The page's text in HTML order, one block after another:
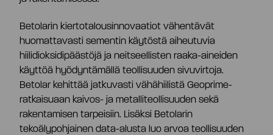
Betolarin kiertotalousinnovaatiot vähentävät
huomattavasti sementin käytöstä aiheutuvia
hiilidioksidipäästöjä ja neitseellisten raaka-aineiden
käyttöä hyödyntämällä teollisuuden sivuvirtoja.
Betolar kehittää jatkuvasti vähähiilistä Geoprime-
ratkaisuaan kaivos- ja metalliteollisuuden sekä
rakentamisen tarpeisiin. Lisäksi Betolarin
tekoälypohjainen data-alusta luo arvoa teollisuuden